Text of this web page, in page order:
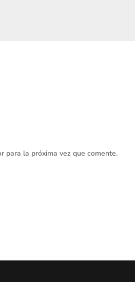
para la próxima vez que comente.